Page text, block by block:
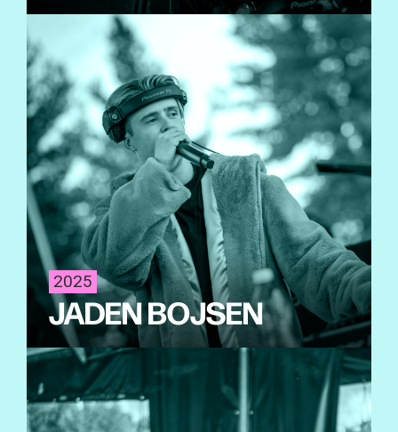
2025
JADEN BOJSEN